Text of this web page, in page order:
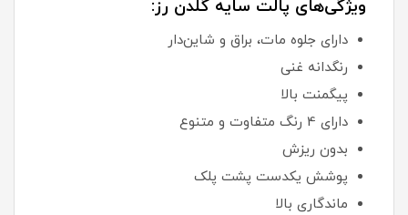
ویژگی‌های پالت سایه گلدن رز:
دارای جلوه مات، براق و شاین‌دار
رنگدانه غنی
پیگمنت بالا
دارای 4 رنگ متفاوت و متنوع
بدون ریزش
پوشش یکدست پشت پلک
ماندگاری بالا